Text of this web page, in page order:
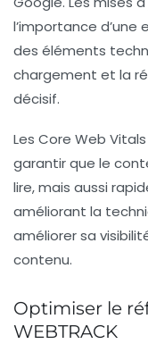
l’importance d’une
des éléments
chargement et la
décisif.
Les Core Web
garantir que le
lire, mais aussi
améliorant la
améliorer sa
contenu.
Optimiser le
WEBTRACK